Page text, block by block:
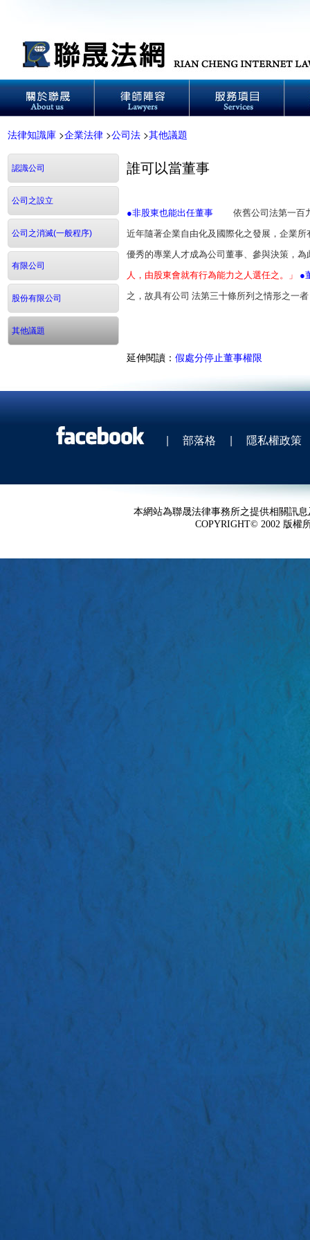
法律知識庫 >企業法律 >公司法 >其他議題
認識公司
公司之設立
公司之消滅(一般程序)
有限公司
股份有限公司
其他議題
誰可以當董事
●非股東也能出任董事 依舊公司法第一百九
近年隨著企業自由化及國際化之發展，企業
優秀的專業人才成為公司董事、參與決策，
人，由股東會就有行為能力之人選任之。」
●
之，故具有公司 法第三十條所列之情形之一
延伸閱讀： 假處分停止董事權限
| 部落格 | 隱私權政策
本網站為聯晟法律事務所之提供相關訊
COPYRIGHT© 2002 版權